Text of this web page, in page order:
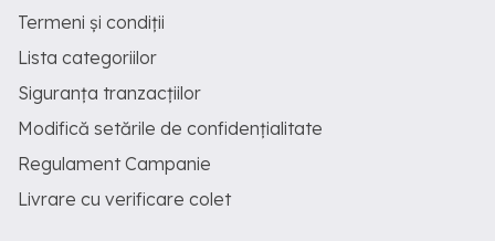
Termeni și condiții
Lista categoriilor
Siguranța tranzacțiilor
Modifică setările de confidențialitate
Regulament Campanie
Livrare cu verificare colet